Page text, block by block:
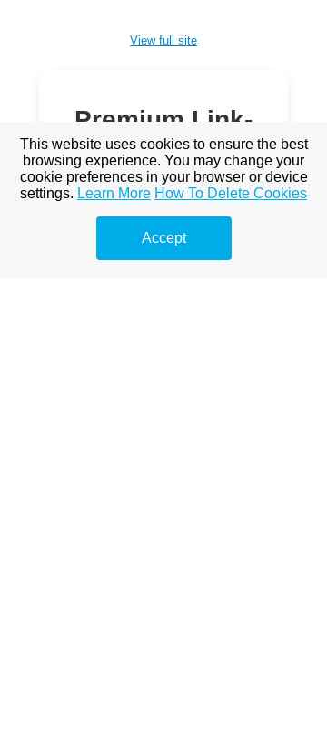
View full site
Premium Link-
Building
Services
Explore premium link-building
options to boost your online
visibility.
This website uses cookies to ensure the best
browsing experience. You may change your
cookie preferences in your browser or device
settings. Learn More How To Delete Cookies
Accept